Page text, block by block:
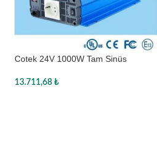
Cotek 24V 1000W Tam Sinüs
13.711,68 ₺